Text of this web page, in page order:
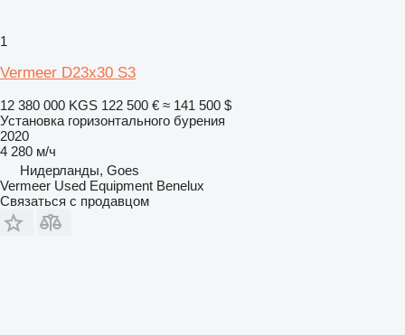
1
Vermeer D23x30 S3
12 380 000 KGS 122 500 € ≈ 141 500 $
Установка горизонтального бурения
2020
4 280 м/ч
Нидерланды, Goes
Vermeer Used Equipment Benelux
Связаться с продавцом